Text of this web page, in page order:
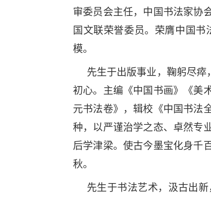
审委员会主任，中国书法家协
国文联荣誉委员。荣膺中国
模。
先生于出版事业，鞠躬尽瘁
初心。主编《中国书画》《美
元书法卷》，辑校《中国书法
种，以严谨治学之态、卓然专
后学津梁。使古今墨宝化身千
秋。
先生于书法艺术，汲古出